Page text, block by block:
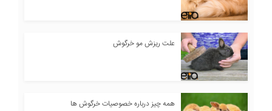
علت ریزش مو خرگوش
همه چیز درباره خصوصیات خرگوش ها